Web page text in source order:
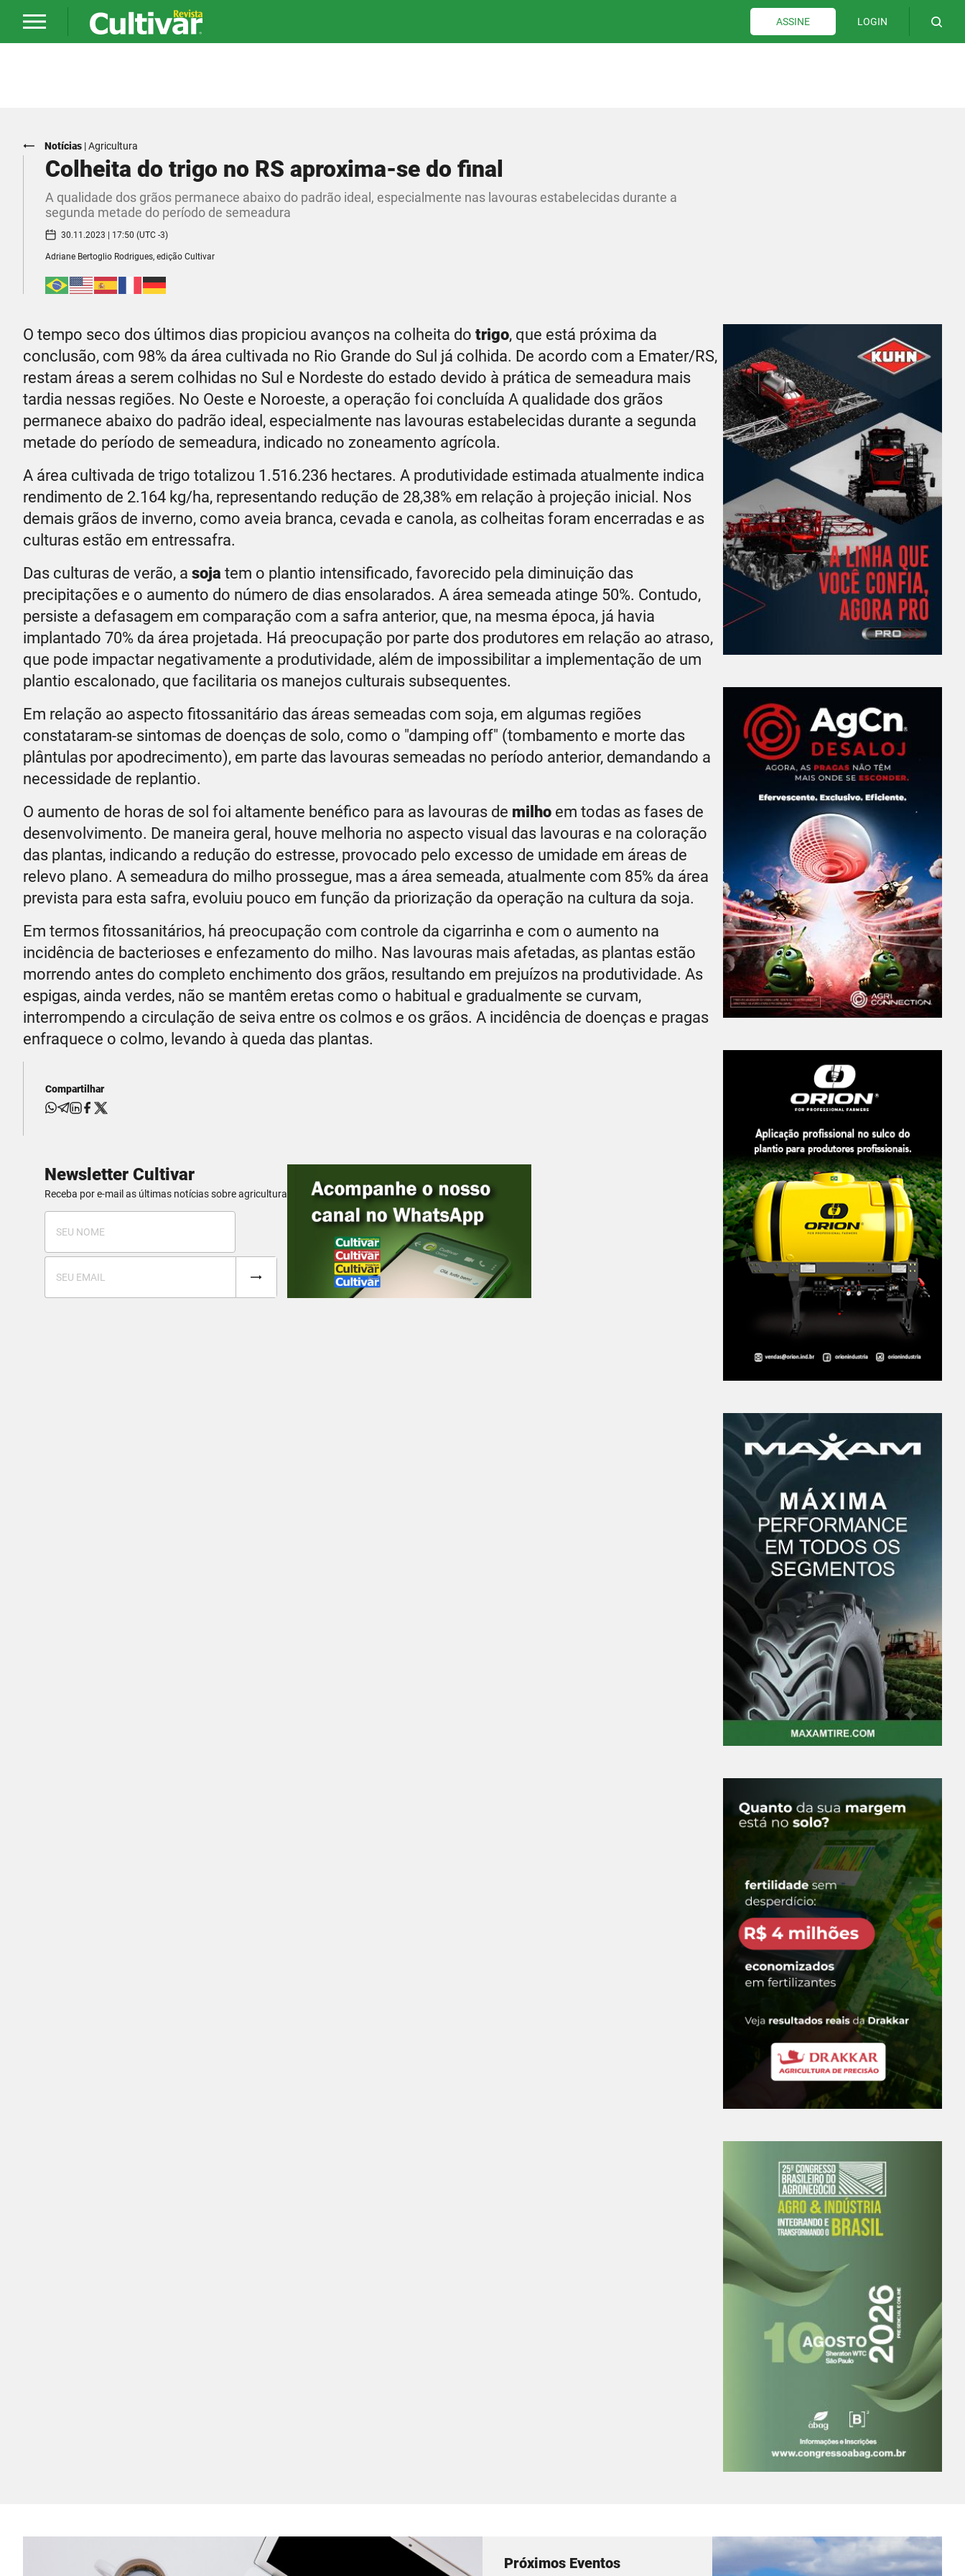
ASSINE LOGIN
Notícias |Agricultura
Colheita do trigo no RS aproxima-se do final
A qualidade dos grãos permanece abaixo do padrão ideal, especialmente nas lavouras estabelecidas durante a
segunda metade do período de semeadura
30.11.2023 | 17:50 (UTC -3)
Adriane Bertoglio Rodrigues, edição Cultivar
O tempo seco dos últimos dias propiciou avanços na colheita do trigo, que está próxima da
conclusão, com 98% da área cultivada no Rio Grande do Sul já colhida. De acordo com a Emater/RS,
restam áreas a serem colhidas no Sul e Nordeste do estado devido à prática de semeadura mais
tardia nessas regiões. No Oeste e Noroeste, a operação foi concluída A qualidade dos grãos
permanece abaixo do padrão ideal, especialmente nas lavouras estabelecidas durante a segunda
metade do período de semeadura, indicado no zoneamento agrícola.
A área cultivada de trigo totalizou 1.516.236 hectares. A produtividade estimada atualmente indica
rendimento de 2.164 kg/ha, representando redução de 28,38% em relação à projeção inicial. Nos
demais grãos de inverno, como aveia branca, cevada e canola, as colheitas foram encerradas e as
culturas estão em entressafra.
Das culturas de verão, a soja tem o plantio intensificado, favorecido pela diminuição das
precipitações e o aumento do número de dias ensolarados. A área semeada atinge 50%. Contudo,
persiste a defasagem em comparação com a safra anterior, que, na mesma época, já havia
implantado 70% da área projetada. Há preocupação por parte dos produtores em relação ao atraso,
que pode impactar negativamente a produtividade, além de impossibilitar a implementação de um
plantio escalonado, que facilitaria os manejos culturais subsequentes.
Em relação ao aspecto fitossanitário das áreas semeadas com soja, em algumas regiões
constataram-se sintomas de doenças de solo, como o "damping off" (tombamento e morte das
plântulas por apodrecimento), em parte das lavouras semeadas no período anterior, demandando a
necessidade de replantio.
O aumento de horas de sol foi altamente benéfico para as lavouras de milho em todas as fases de
desenvolvimento. De maneira geral, houve melhoria no aspecto visual das lavouras e na coloração
das plantas, indicando a redução do estresse, provocado pelo excesso de umidade em áreas de
relevo plano. A semeadura do milho prossegue, mas a área semeada, atualmente com 85% da área
prevista para esta safra, evoluiu pouco em função da priorização da operação na cultura da soja.
Em termos fitossanitários, há preocupação com controle da cigarrinha e com o aumento na
incidência de bacterioses e enfezamento do milho. Nas lavouras mais afetadas, as plantas estão
morrendo antes do completo enchimento dos grãos, resultando em prejuízos na produtividade. As
espigas, ainda verdes, não se mantêm eretas como o habitual e gradualmente se curvam,
interrompendo a circulação de seiva entre os colmos e os grãos. A incidência de doenças e pragas
enfraquece o colmo, levando à queda das plantas.
Compartilhar
Newsletter Cultivar
Receba por e-mail as últimas notícias sobre agricultura
Próximos Eventos